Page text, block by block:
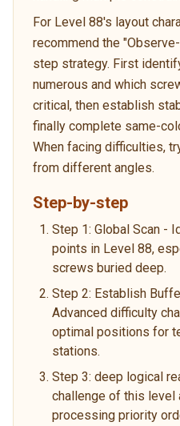
For Level 88's layout
recommend the
step strategy. First
numerous and which
critical, then establish
finally complete same-
When facing difficulties,
from different angles.
Step-by-step
Step 1: Global Scan -
points in Level 88,
screws buried deep.
Step 2: Establish
Advanced difficulty
optimal positions for
stations.
Step 3: deep logical
challenge of this level
processing priority